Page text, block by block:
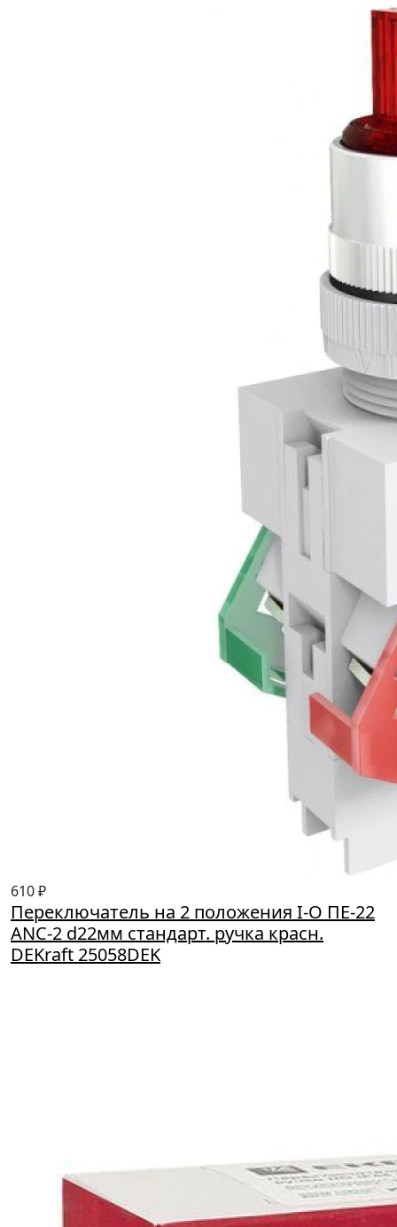
610 ₽
Переключатель на 2 положения I-O ПЕ-22
ANC-2 d22мм стандарт. ручка красн.
DEKraft 25058DEK